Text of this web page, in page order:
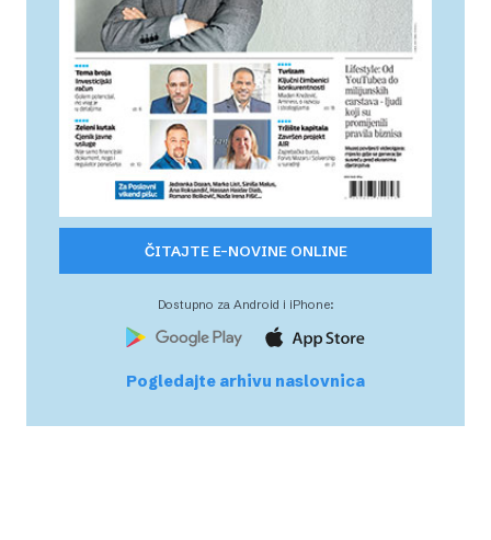
ČITAJTE E-NOVINE ONLINE
Dostupno za Android i iPhone:
Pogledajte arhivu naslovnica